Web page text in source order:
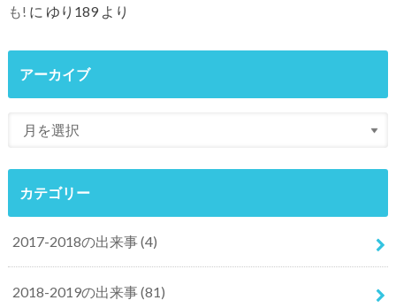
も! に ゆり189より
アーカイブ
カテゴリー
2017-2018の出来事(4)
2018-2019の出来事(81)